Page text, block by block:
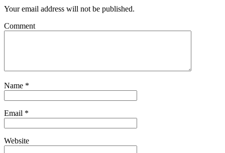
Your email address will not be published.
Comment
Name *
Email *
Website